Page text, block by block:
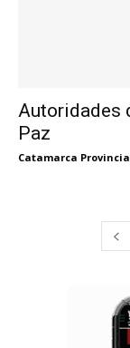
Autoridades
Paz
Catamarca Provincia